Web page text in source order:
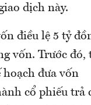
dịch này.
điều lệ 5 tỷ
vốn. Trước đó,
đưa vốn
cổ phiếu trả